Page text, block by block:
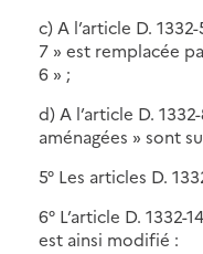
c) A l’article D.
7 » est remplacée
6 » ;
d) A l’article D.
aménagées » sont
5° Les articles D.
6° L’article D. 1332-
est ainsi modifié :